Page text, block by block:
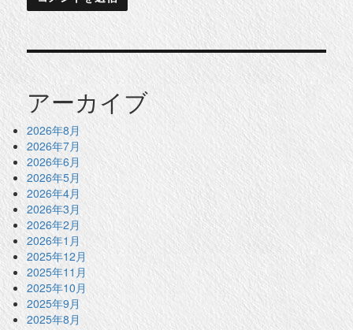
アーカイブ
2026年8月
2026年7月
2026年6月
2026年5月
2026年4月
2026年3月
2026年2月
2026年1月
2025年12月
2025年11月
2025年10月
2025年9月
2025年8月